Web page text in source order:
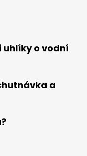
uhlíky o vodní
a